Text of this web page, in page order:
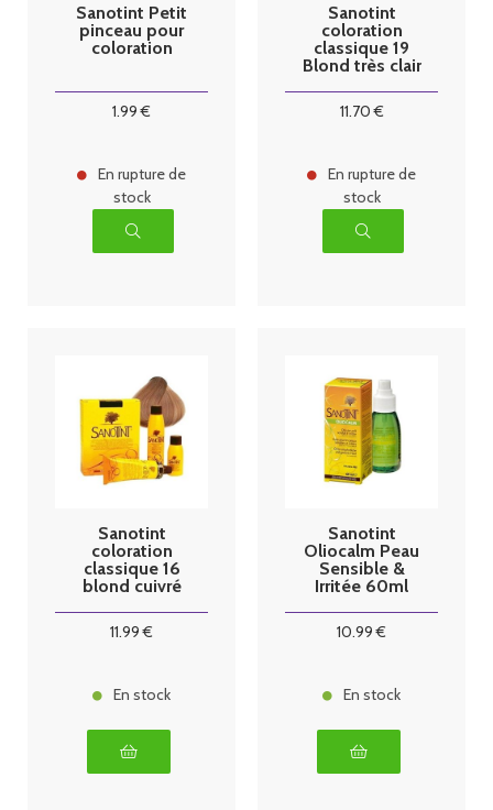
Sanotint Petit
pinceau pour
coloration
1.99 €
En rupture de
stock
Sanotint
coloration
classique 19
Blond très clair
11.70€
En rupture de
stock
Sanotint
coloration
classique 16
blond cuivré
11.99 €
En stock
Sanotint
Oliocalm Peau
Sensible &
Irritée 60ml
10.99 €
En stock